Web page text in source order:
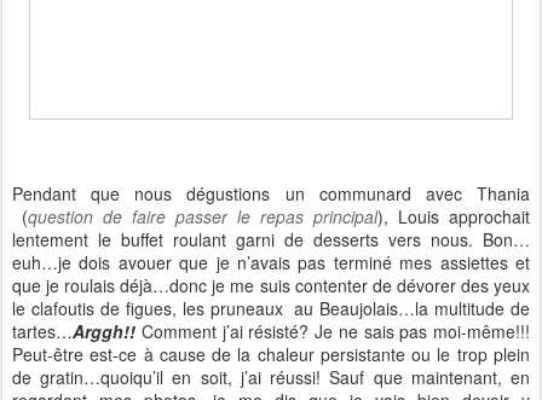
Pendant que nous dégustions un communard avec Thania
(question de faire passer le repas principal), Louis approchait
lentement le buffet roulant garni de desserts vers nous. Bon…
euh…je dois avouer que je n’avais pas terminé mes assiettes et
que je roulais déjà…donc je me suis contenter de dévorer des yeux
le clafoutis de figues, les pruneaux au Beaujolais…la multitude de
tartes…Arggh!! Comment j’ai résisté? Je ne sais pas moi-même!!!
Peut-être est-ce à cause de la chaleur persistante ou le trop plein
de gratin…quoiqu’il en soit, j’ai réussi! Sauf que maintenant, en